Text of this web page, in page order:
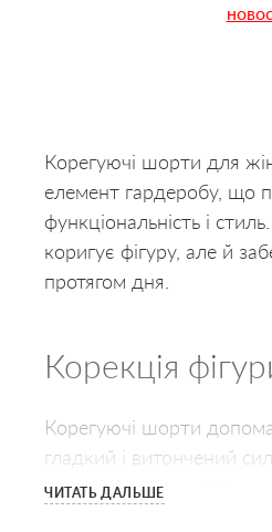
Корегуючі шорти для
елемент гардеробу, що
функціональність і
коригує фігуру, але й
протягом дня.
Корекція
Корегуючі шорти
гладкий і витончений
видимі нерівності. Вони
ЧИТАТЬ ДАЛЬШЕ